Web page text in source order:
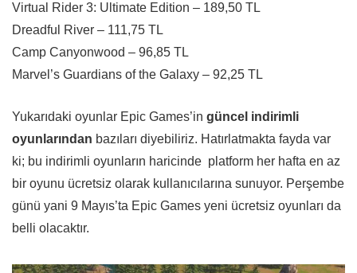
Virtual Rider 3: Ultimate Edition – 189,50 TL
Dreadful River – 111,75 TL
Camp Canyonwood – 96,85 TL
Marvel’s Guardians of the Galaxy – 92,25 TL
Yukarıdaki oyunlar Epic Games’in güncel indirimli
oyunlarından bazıları diyebiliriz. Hatırlatmakta fayda var
ki; bu indirimli oyunların haricinde platform her hafta en az
bir oyunu ücretsiz olarak kullanıcılarına sunuyor. Perşembe
günü yani 9 Mayıs’ta Epic Games yeni ücretsiz oyunları da
belli olacaktır.